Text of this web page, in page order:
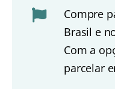
Compre
Brasil e
Com a
parcelar